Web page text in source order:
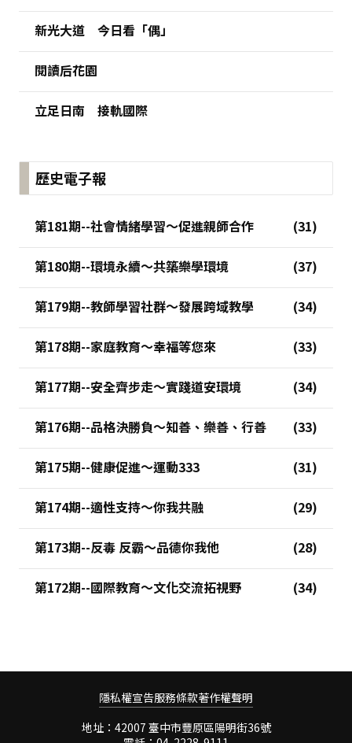
新光大道 今日看「偶」
閱讀后花園
立足日南 接軌國際
歷史電子報
第181期--社會情緒學習～促進親師合作
第180期--環境永續～共築樂學環境
第179期--教師學習社群～發展跨域教學
第178期--家庭教育～幸福等您來
第177期--安全齊步走～實踐道安環境
第176期--品格決勝負～知善、樂善、行善
第175期--健康促進～運動333
第174期--適性支持～你我共融
第173期--反毒 反霸～品德你我他
第172期--國際教育～文化交流拓視野
隱私權宣告服務條款著作權聲明
地址：42007 臺中市豐原區陽明街36號